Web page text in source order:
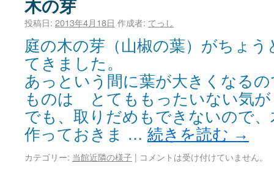
木の芽
投稿日: 2013年4月18日 作成者: てっし
庭の木の芽（山椒の葉）がちょ
てきました。
あっという間に葉が大きくなる
ものは とてももったいない気が
でも、取りだめもできないので
作っておきま … 続きを読む →
カテゴリー: 当館近隣の様子 | コメントは受け付けていません。